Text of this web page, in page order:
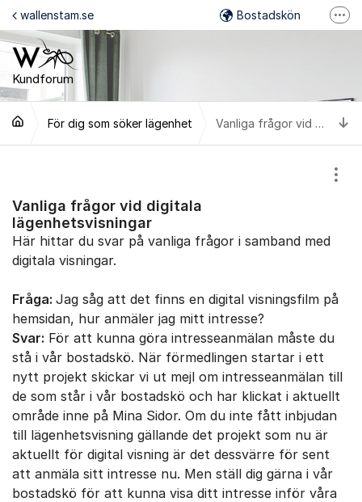
Hoppa till innehåll
Kundforum
wallenstam.se Bostadskön
Wallenstam på Facebook
Wallenstam på Instagram
För dig som söker lägenhet Vanliga frågor vid digitala lägenhetsvisningar
Vanliga frågor vid digitala
lägenhetsvisningar
Här hittar du svar på vanliga frågor i samband med
digitala visningar.
Fråga: Jag såg att det finns en digital visningsfilm på
hemsidan, hur anmäler jag mitt intresse?
Svar: För att kunna göra intresseanmälan måste du
stå i vår bostadskö. När förmedlingen startar i ett
nytt projekt skickar vi ut mejl om intresseanmälan till
de som står i vår bostadskö och har klickat i aktuellt
område inne på Mina Sidor. Om du inte fått inbjudan
till lägenhetsvisning gällande det projekt som nu är
aktuellt för digital visning är det dessvärre för sent
att anmäla sitt intresse nu. Men ställ dig gärna i vår
bostadskö för att kunna visa ditt intresse inför våra